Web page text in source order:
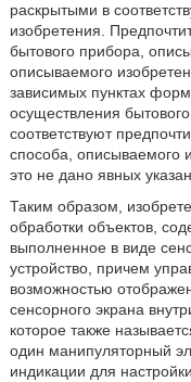
раскрытыми в
изобретения.
бытового прибора,
описываемого
зависимых пунктах
осуществления
соответствуют
способа, описываемого
это не дано явных
Таким образом,
обработки объектов,
выполненное в виде
устройство, причем
возможностью
сенсорного экрана
которое также
один манипуляторный
индикации для